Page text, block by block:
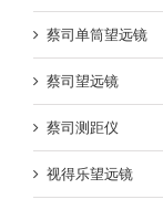
蔡司单筒望远镜
蔡司望远镜
蔡司测距仪
视得乐望远镜